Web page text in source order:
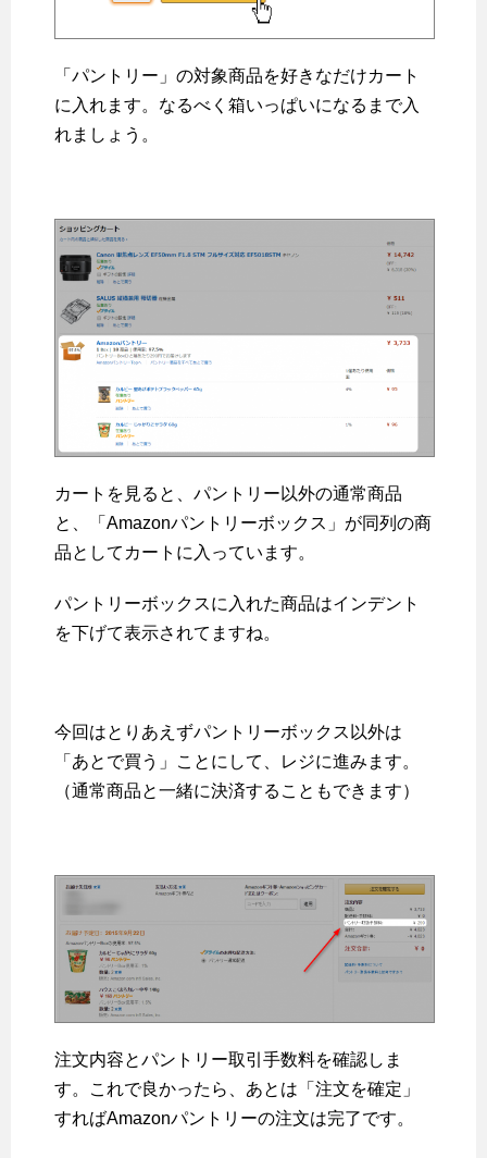
「パントリー」の対象商品を好きなだけカート
に入れます。なるべく箱いっぱいになるまで入
れましょう。
カートを見ると、パントリー以外の通常商品
と、「Amazonパントリーボックス」が同列の商
品としてカートに入っています。
パントリーボックスに入れた商品はインデント
を下げて表示されてますね。
今回はとりあえずパントリーボックス以外は
「あとで買う」ことにして、レジに進みます。
（通常商品と一緒に決済することもできます）
注文内容とパントリー取引手数料を確認しま
す。これで良かったら、あとは「注文を確定」
すればAmazonパントリーの注文は完了です。